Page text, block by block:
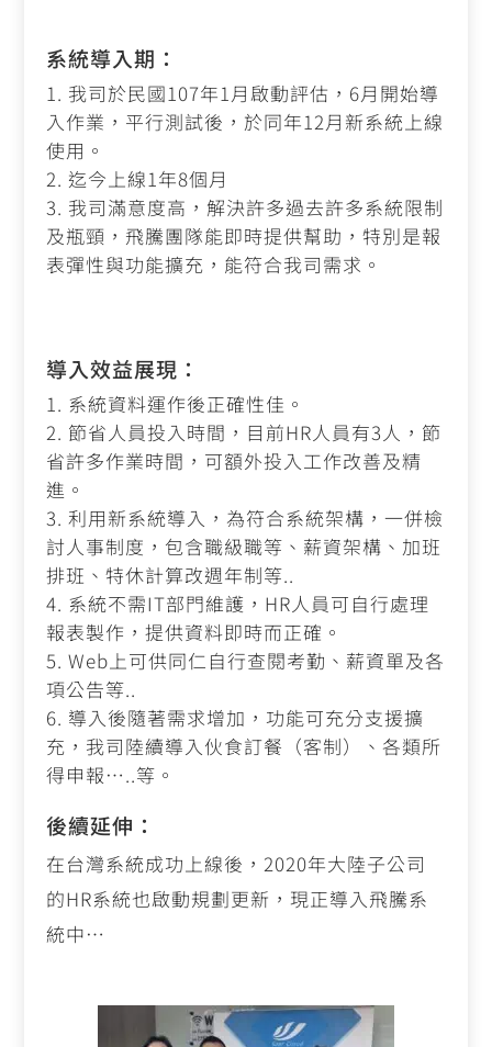
系統導入期：
我司於民國107年1 月啟動評估， 6月開始導
入作業，平行測試後，於同年12月新系統上線
使用。
迄今上線1 年8個月
我司滿意度高，解決許多過去許多系統限制
及瓶頸，飛騰團隊能即時提供幫助，特別是報
表彈性與功能擴充，能符合我司需求。
導入效益展現：
系統資料運作後正確性佳。
節省人員投入時間，目前HR人員有3 人，節
省許多作業時間，可額外投入工作改善及精
進。
利用新系統導入，為符合系統架構，一併檢
討人事制度，包含職級職等、薪資架構、加班
排班、特休計算改週年制等..
系統不需IT部門維護， HR人員可自行處理
報表製作，提供資料即時而正確。
Web上可供同仁自行查閱考勤、薪資單及各
項公告等..
導入後隨著需求增加，功能可充分支援擴
充，我司陸續導入伙食訂餐（客制）、各類所
得申報…..等。
後續延伸：
在台灣系統成功上線後，2020年大陸子公司
的HR系統也啟動規劃更新，現正導入飛騰系
統中…